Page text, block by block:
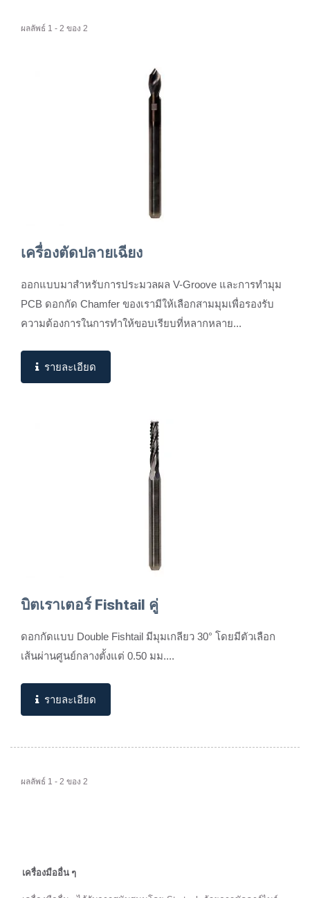
ผลลัพธ์ 1 - 2 ของ 2
เครื่องตัดปลายเฉียง
ออกแบบมาสำหรับการประมวลผล V-Groove และการทำมุม
PCB ดอกกัด Chamfer ของเรามีให้เลือกสามมุมเพื่อรองรับ
ความต้องการในการทำให้ขอบเรียบที่หลากหลาย...
รายละเอียด
บิตเราเตอร์ Fishtail คู่
ดอกกัดแบบ Double Fishtail มีมุมเกลียว 30° โดยมีตัวเลือก
เส้นผ่านศูนย์กลางตั้งแต่ 0.50 มม....
รายละเอียด
ผลลัพธ์ 1 - 2 ของ 2
เครื่องมืออื่น ๆ